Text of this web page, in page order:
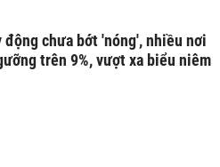
động chưa bớt 'nóng', nhiều nơi
trên 9%, vượt xa biểu niêm